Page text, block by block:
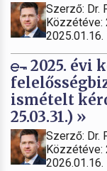
Szerző: Dr.
Közzétéve:
2025.01.16.
2025. évi
ismételt
25.03.31.) »
Szerző: Dr.
Közzétéve:
2026.01.16.